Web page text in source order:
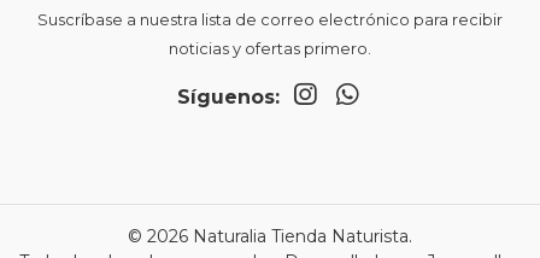
Suscríbase a nuestra lista de correo electrónico para recibir
noticias y ofertas primero.
Síguenos:
© 2026 Naturalia Tienda Naturista.